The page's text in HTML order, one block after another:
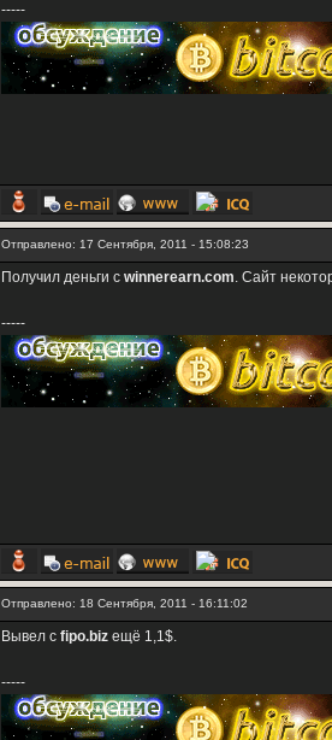
-----
Отправлено: 17 Сентября, 2011 - 15:08:23
Получил деньги с winnerearn.com. Сайт
-----
Отправлено: 18 Сентября, 2011 - 16:11:02
Вывел с fipo.biz ещё 1,1$.
-----